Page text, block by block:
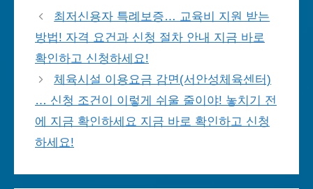
최저신용자 특례보증… 교육비 지원 받는
방법! 자격 요건과 신청 절차 안내 지금 바로
확인하고 신청하세요!
체육시설 이용요금 감면(서안성체육센터)
… 신청 조건이 이렇게 쉬울 줄이야! 놓치기 전
에 지금 확인하세요 지금 바로 확인하고 신청
하세요!